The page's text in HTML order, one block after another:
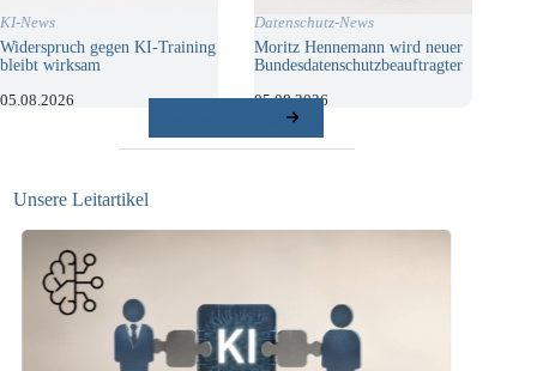
KI-News
Widerspruch gegen KI-Training
bleibt wirksam
05.08.2026
Datenschutz-News
Moritz Hennemann wird neuer
Bundesdatenschutzbeauftragter
05.08.2026
Unsere Leitartikel